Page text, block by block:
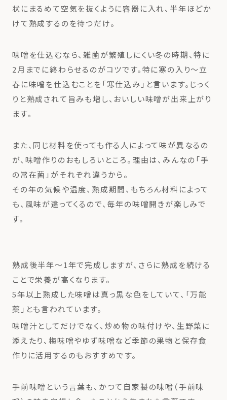
状にまるめて空気を抜くように容器に入れ、半年ほどか
けて熟成するのを待つだけ。
味噌を仕込むなら、雑菌が繁殖しにくい冬の時期、特に
2月までに終わらせるのがコツです。特に寒の入り〜立
春に味噌を仕込むことを「寒仕込み」と言います。じっく
りと熟成されて旨みも増し、おいしい味噌が出来上がり
ます。
また、同じ材料を使っても作る人によって味が異なるの
が、味噌作りのおもしろいところ。理由は、みんなの「手
の常在菌」がそれぞれ違うから。
その年の気候や温度、熟成期間、もちろん材料によって
も、風味が違ってくるので、毎年の味噌開きが楽しみで
す。
熟成後半年〜1年で完成しますが、さらに熟成を続ける
ことで栄養が高くなります。
5年以上熟成した味噌は真っ黒な色をしていて、「万能
薬」とも言われています。
味噌汁としてだけでなく、炒め物の味付けや、生野菜に
添えたり、梅味噌やゆず味噌など季節の果物と保存食
作りに活用するのもおすすめです。
手前味噌という言葉も、かつて自家製の味噌（手前味